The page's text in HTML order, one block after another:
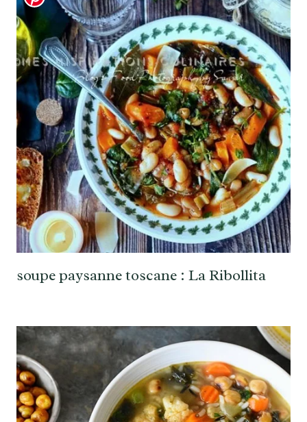
soupe paysanne toscane : La Ribollita